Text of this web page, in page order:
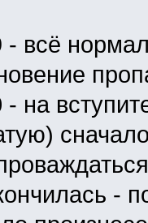
- всё
- на
-